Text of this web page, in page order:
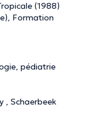
(1988)
Formation
pédiatrie
, Schaerbeek